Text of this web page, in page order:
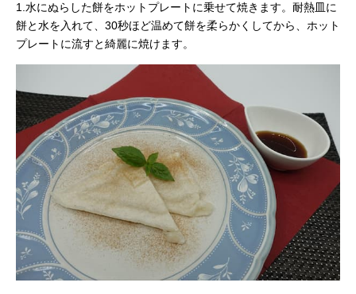
1.水にぬらした餅をホットプレートに乗せて焼きます。耐熱皿に
餅と水を入れて、30秒ほど温めて餅を柔らかくしてから、ホット
プレートに流すと綺麗に焼けます。